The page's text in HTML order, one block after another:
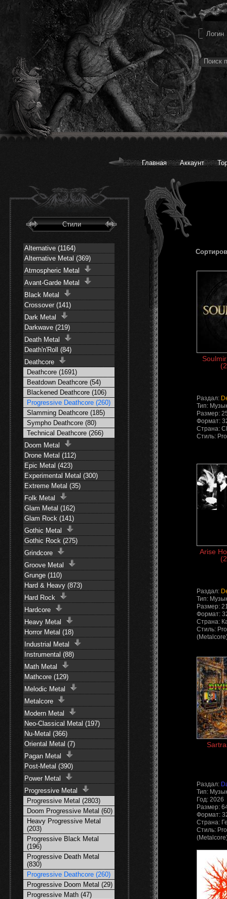
Главная Аккаунт
Стили
Alternative (1164)
Alternative Metal (369)
Atmospheric Metal
Avant-Garde Metal
Black Metal
Crossover (141)
Dark Metal
Darkwave (219)
Death Metal
Death'n'Roll (84)
Deathcore
Deathcore (1691)
Beatdown Deathcore (54)
Blackened Deathcore (106)
Progressive Deathcore (260)
Slamming Deathcore (185)
Sympho Deathcore (80)
Technical Deathcore (266)
Doom Metal
Drone Metal (112)
Epic Metal (423)
Experimental Metal (300)
Extreme Metal (35)
Folk Metal
Glam Metal (162)
Glam Rock (141)
Gothic Metal
Gothic Rock (275)
Grindcore
Groove Metal
Grunge (110)
Hard & Heavy (873)
Hard Rock
Hardcore
Heavy Metal
Horror Metal (18)
Industrial Metal
Instrumental (88)
Math Metal
Mathcore (129)
Melodic Metal
Metalcore
Modern Metal
Neo-Classical Metal (197)
Nu-Metal (366)
Oriental Metal (7)
Pagan Metal
Post-Metal (390)
Power Metal
Progressive Metal
Progressive Metal (2803)
Doom Progressive Metal (60)
Heavy Progressive Metal
(203)
Progressive Black Metal
(196)
Progressive Death Metal
(830)
Progressive Deathcore (260)
Progressive Doom Metal (29)
Progressive Math (47)
Раздал:
Тип:
Размер:
Формат:
Страна:
Стиль:
Arise
Раздал:
Тип:
Размер:
Формат:
Страна:
Стиль:
Раздал:
Тип:
Год: 2026
Размер:
Формат:
Страна:
Стиль: